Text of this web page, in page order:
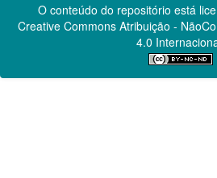
O conteúdo do repositório está
Creative CommonsAtribuição -
4.0